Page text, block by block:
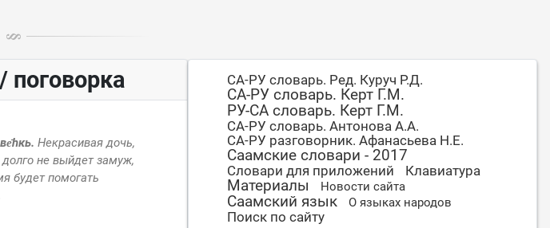
поговорка
Некрасивая дочь,
не выйдет замуж,
будет помогать
СА-РУ словарь. Ред. Куруч Р.Д.
СА-РУ словарь. Керт Г.М.
РУ-СА словарь. Керт Г.М.
СА-РУ словарь. Антонова А.А.
СА-РУ разговорник. Афанасьева Н.Е.
Саамские словари - 2017
Словари для приложений Клавиатура
Материалы Новости сайта
Саамский язык О языках народов
Поиск по сайту